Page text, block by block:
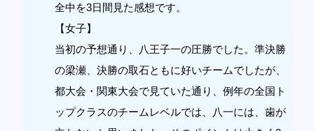
全中を3日間見た感想です。
【女子】
当初の予想通り、八王子一の圧勝でした。準決勝
の梁瀬、決勝の取石ともに好いチームでしたが、
都大会・関東大会で見ていた通り、例年の全国ト
ップクラスのチームレベルでは、八一には、歯が